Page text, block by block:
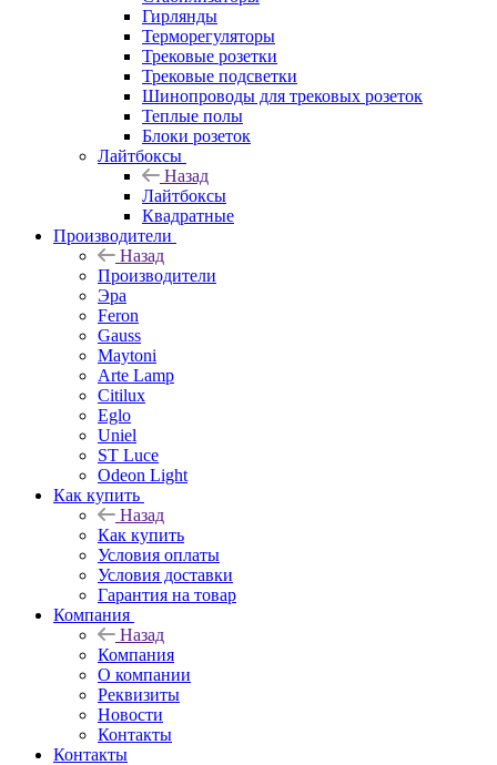
Гирлянды
Терморегуляторы
Трековые розетки
Трековые подсветки
Шинопроводы для трековых розеток
Теплые полы
Блоки розеток
Лайтбоксы
Назад
Лайтбоксы
Квадратные
Производители
Назад
Производители
Эра
Feron
Gauss
Maytoni
Arte Lamp
Citilux
Eglo
Uniel
ST Luce
Odeon Light
Как купить
Назад
Как купить
Условия оплаты
Условия доставки
Гарантия на товар
Компания
Назад
Компания
О компании
Реквизиты
Новости
Контакты
Контакты